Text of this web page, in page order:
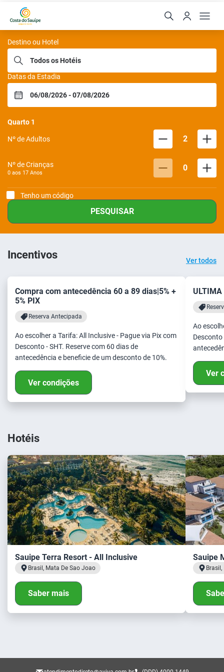
Sauipe Hoteis
Destino ou Hotel
Datas da Estadia
Quarto 1
Nº de Adultos 2
Nº de Crianças
0 aos 17 Anos 0
Tenho um código
PESQUISAR
Incentivos Ver todos
Compra com antecedência 60 a 89 dias|5% +
5% PIX
Reserva Antecipada
Ao escolher a Tarifa: All Inclusive - Pague via Pix com
Desconto - SHT. Reserve com 60 dias de
antecedência e beneficie de um desconto de 10%.
Ver condições
ULTIMA
Ao
Desconto
Ver
Hotéis
Sauipe Terra Resort - All Inclusive
Brasil, Mata De Sao Joao
Saber mais
Sauipe